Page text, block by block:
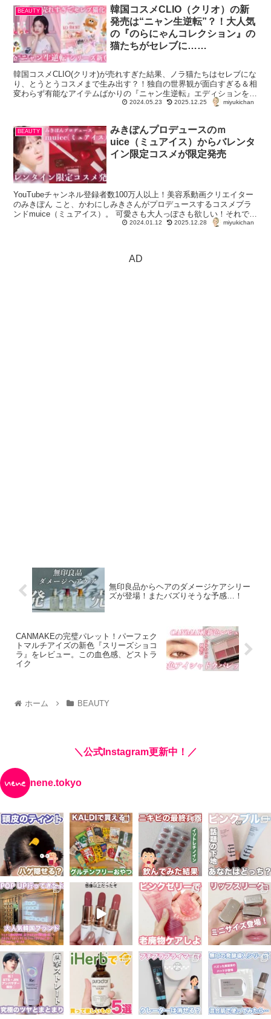
BEAUTY
韓国コスメCLIO（クリオ）の新
発売は“ニャン生逆転”？！大人気
の『のらにゃんコレクション』の
猫たちがセレブに……
韓国コスメCLIO(クリオ)が売れすぎた結果、ノラ猫たちはセレブにな
り、とうとうコスメまで生み出す？！独自の世界観が面白すぎる＆相
変わらず有能なアイテムばかりの『ニャン生逆転』エディションをご
2024.05.23 2025.12.25 miyukichan
BEAUTY
みきぽんプロデュースのｍ
uice（ミュアイス）からバレンタ
イン限定コスメが限定発売
YouTubeチャンネル登録者数100万人以上！美容系動画クリエイター
のみきぽん こと、かわにしみきさんがプロデュースするコスメブラ
ンドmuice（ミュアイス）。 可愛さも大人っぽさも欲しい！それでい
2024.01.12 2025.12.28 miyukichan
AD
無印良品からヘアのダメージケアシリー
ズが登場！またバズりそうな予感…！
CANMAKEの完璧パレット！パーフェク
トマルチアイズの新色『スリーズショコ
ラ』をレビュー。この血色感、どストラ
イク
ホーム BEAUTY
＼公式Instagram更新中！／
nene.tokyo